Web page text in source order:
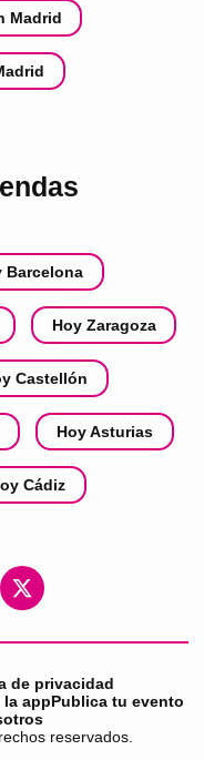
Madrid
Barcelona
Hoy Zaragoza
Castellón
Hoy Asturias
Cádiz
de privacidad
la appPublica tu evento
reservados.